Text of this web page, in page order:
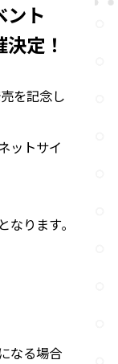
ント
定！
を記念し
ットサイ
なります｡
なる場合